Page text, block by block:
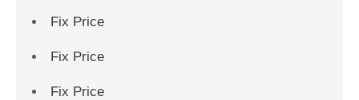
Fix Price
Fix Price
Fix Price